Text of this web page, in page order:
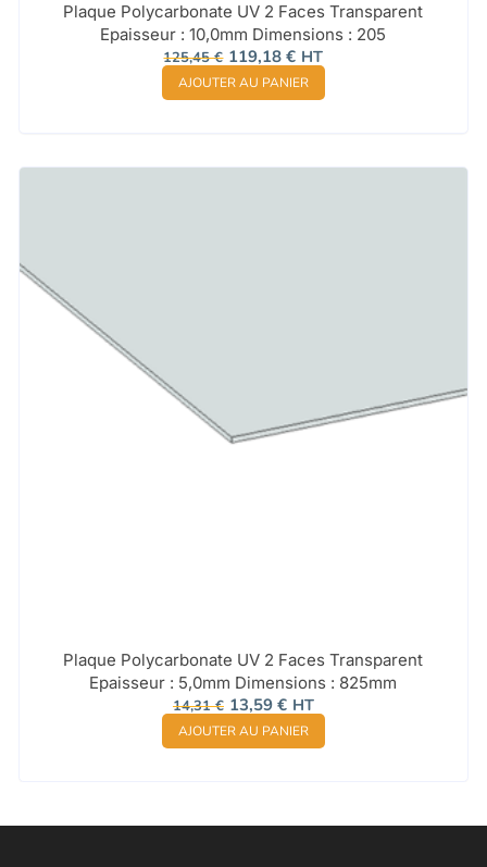
Plaque Polycarbonate UV 2 Faces Transparent
Epaisseur : 10,0mm Dimensions : 205
125,45€ Le
prix
initial
était :
119,18€Le
prix
actuel
est :
HT
AJOUTER AU PANIER
Plaque Polycarbonate UV 2 Faces Transparent
Epaisseur : 5,0mm Dimensions : 825mm
14,31€ Le
prix
initial
était :
13,59 €Le
prix
actuel
est :
HT
AJOUTER AU PANIER